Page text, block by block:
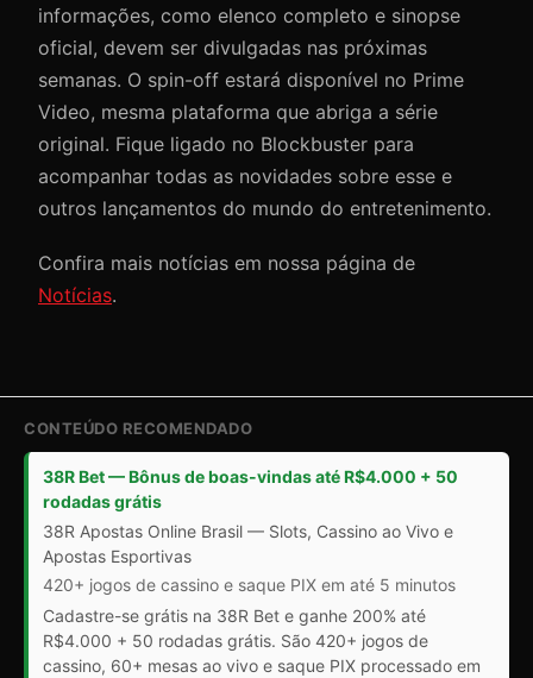
informações, como elenco completo e sinopse
oficial, devem ser divulgadas nas próximas
semanas. O spin-off estará disponível no Prime
Video, mesma plataforma que abriga a série
original. Fique ligado no Blockbuster para
acompanhar todas as novidades sobre esse e
outros lançamentos do mundo do entretenimento.
Confira mais notícias em nossa página de
Notícias.
CONTEÚDO RECOMENDADO
38R Bet — Bônus de boas-vindas até R$4.000 + 50
rodadas grátis
38R Apostas Online Brasil — Slots, Cassino ao Vivo e
Apostas Esportivas
420+ jogos de cassino e saque PIX em até 5 minutos
Cadastre-se grátis na 38R Bet e ganhe 200% até
R$4.000 + 50 rodadas grátis. São 420+ jogos de
cassino, 60+ mesas ao vivo e saque PIX processado em